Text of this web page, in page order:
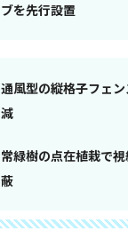
ブを先行設置
通風型の縦格子フェ
減
常緑樹の点在植栽で
蔽